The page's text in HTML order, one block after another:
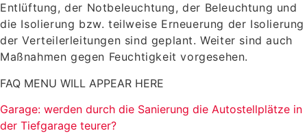
Entlüftung, der Notbeleuchtung, der Beleuchtung und
die Isolierung bzw. teilweise Erneuerung der Isolierung
der Verteilerleitungen sind geplant. Weiter sind auch
Maßnahmen gegen Feuchtigkeit vorgesehen.
FAQ MENU WILL APPEAR HERE
Garage: werden durch die Sanierung die Autostellplätze in
der Tiefgarage teurer?